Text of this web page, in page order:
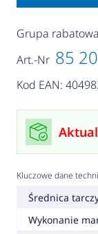
Art.-Nr 85
Kod EAN:
Grupa
Kluczowe dane
Średnica
Wykonanie